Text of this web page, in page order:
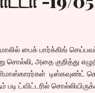
பைக் பார்க்கிங்
சொல்லி, அதை குறித்து
டிஸ்கவுண்ட்
படி ட்விட்டரில்